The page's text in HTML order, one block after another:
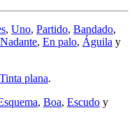
, Uno, Partido, Bandado,
Nadante, En palo, Águila y
Tinta plana.
, Boa, Escudo y